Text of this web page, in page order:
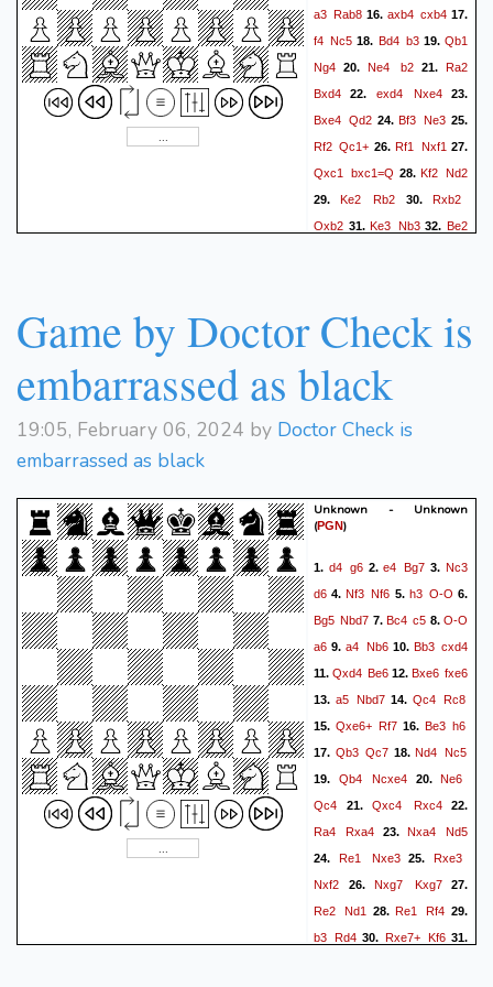
Qe7!) 20. Kf2 Qxb2+ 21.
Nce2 Nf6 22. Nh5) 18.Kf2
Nd6 19. b3 Kf820. Qxe6
{PN}1/2-1/2
a3 Rab8 16. axb4 cxb4 17.
f4 Nc5 18. Bd4 b319.Qb1
Ng4 20.Ne4 b221.Ra2
Bxd4 22. exd4 Nxe423.
Bxe4 Qd224.Bf3 Ne3 25.
Rf2 Qc1+ 26.Rf1 Nxf1 27.
Qxc1
bxc1=Q 28.Kf2 Nd2
29.Ke2 Rb2 30. Rxb2
Qxb2 31.Ke3 Nb332.Be2
39. cxd6 Qg3+40. Kg1 Ne3
Game by Doctor Check is
embarrassed as black
19:05, February 06, 2024 by Doctor Check is
embarrassed as black
Unknown - Unknown
(PGN)
1. d4 g62.e4 Bg7 3.Nc3
d6 4.Nf3 Nf6 5. h3 O-O 6.
Bg5 Nbd7 7.Bc4 c5 8.O-O
a6 9.a4 Nb610. Bb3 cxd4
11. Qxd4 Be6 12. Bxe6 fxe6
13. a5 Nbd7 14. Qc4 Rc8
15. Qxe6+ Rf7 16. Be3 h6
17. Qb3 Qc7 18. Nd4 Nc5
19. Qb4 Ncxe4 20.Ne6
Qc4 21. Qxc4 Rxc422.
Ra4
Rxa4 23. Nxa4 Nd5
24. Re1 Nxe325.Rxe3
Nxf2 26. Nxg7 Kxg727.
Re2
Nd1 28.Re1 Rf4 29.
b3
Rd4 30. Rxe7+ Kf631.